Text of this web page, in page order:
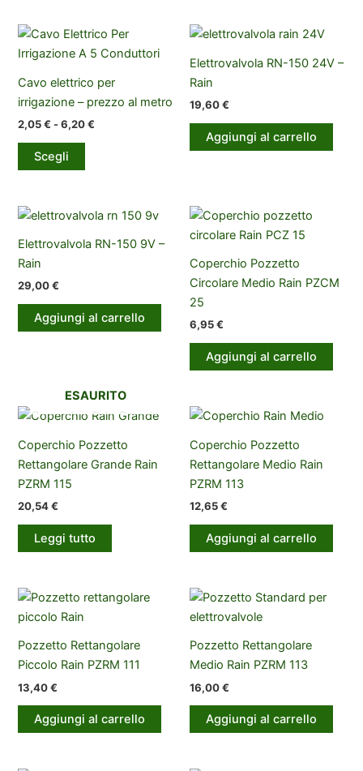
Cavo elettrico per
irrigazione – prezzo al metro
2,05€ - 6,20€
Scegli
Questo
varianti.
Le
essere
scelte
prodotto
Elettrovalvola RN-150 24V –
Rain
19,60€
Aggiungi al carrello
Elettrovalvola RN-150 9V –
Rain
29,00€
Aggiungi al carrello
Coperchio Pozzetto
Circolare Medio Rain PZCM
25
6,95€
Aggiungi al carrello
ESAURITO
Coperchio Pozzetto
Rettangolare Grande Rain
PZRM 115
20,54€
Leggi tutto
Coperchio Pozzetto
Rettangolare Medio Rain
PZRM 113
12,65€
Aggiungi al carrello
Pozzetto Rettangolare
Piccolo Rain PZRM 111
13,40€
Aggiungi al carrello
Pozzetto Rettangolare
Medio Rain PZRM 113
16,00€
Aggiungi al carrello